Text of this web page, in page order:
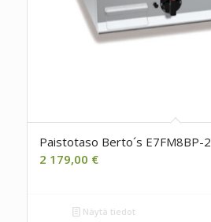
Paistotaso Berto´s E7FM8BP-2
2 179,00 €
Näytä tiedot